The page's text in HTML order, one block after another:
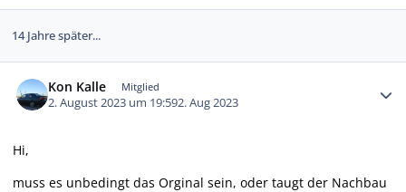
14 Jahre später...
Kon Kalle Mitglied
2. August 2023 um 19:592. Aug 2023
Hi,
muss es unbedingt das Orginal sein, oder taugt der Nachbau